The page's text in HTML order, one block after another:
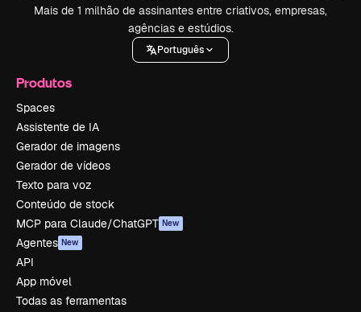
Mais de 1 milhão de assinantes entre criativos, empresas,
agências e estúdios.
Português
Produtos
Spaces
Assistente de IA
Gerador de imagens
Gerador de vídeos
Texto para voz
Conteúdo de stock
MCP para Claude/ChatGPT New
Agentes New
API
App móvel
Todas as ferramentas